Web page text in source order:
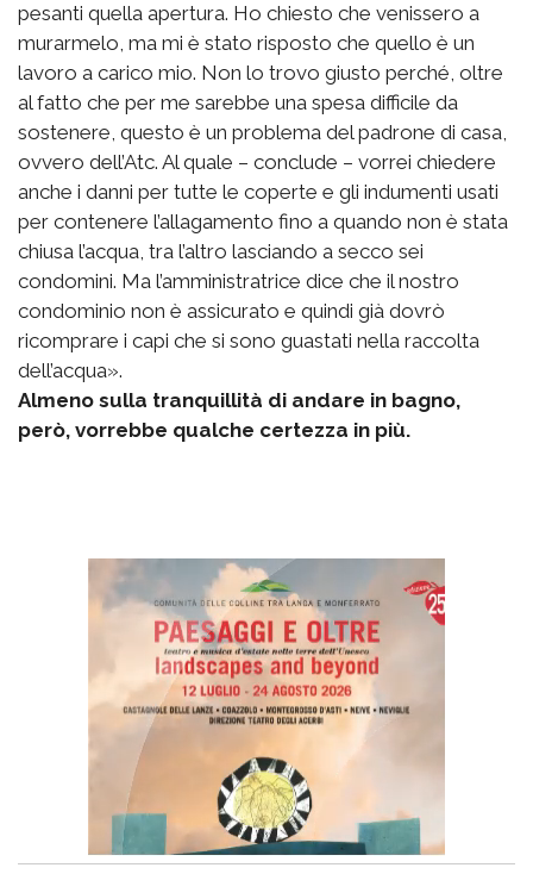
pesanti quella apertura. Ho chiesto che venissero a
murarmelo, ma mi è stato risposto che quello è un
lavoro a carico mio. Non lo trovo giusto perché, oltre
al fatto che per me sarebbe una spesa difficile da
sostenere, questo è un problema del padrone di casa,
ovvero dell’Atc. Al quale – conclude – vorrei chiedere
anche i danni per tutte le coperte e gli indumenti usati
per contenere l’allagamento fino a quando non è stata
chiusa l’acqua, tra l’altro lasciando a secco sei
condomini. Ma l’amministratrice dice che il nostro
condominio non è assicurato e quindi già dovrò
ricomprare i capi che si sono guastati nella raccolta
dell’acqua».
Almeno sulla tranquillità di andare in bagno,
però, vorrebbe qualche certezza in più.